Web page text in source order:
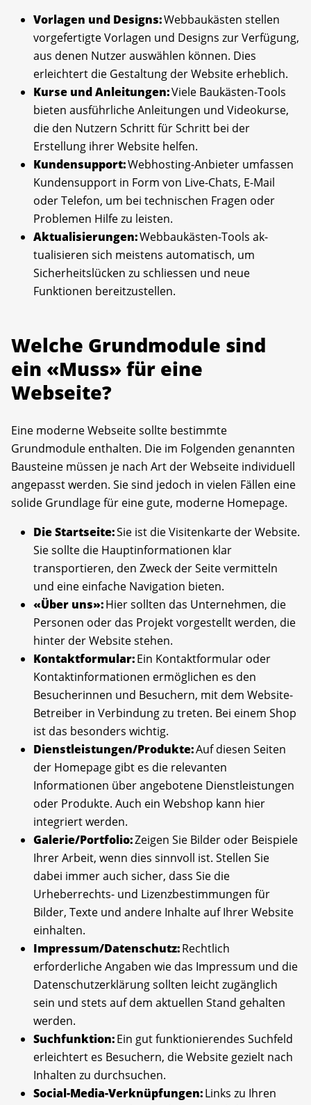
Vorlagen und Designs:Webbaukästen stellen
vorgefertigte Vorlagen und Designs zur Verfügung,
aus denen Nutzer auswählen können. Dies
erleichtert die Gestaltung der Website erheblich.
Kurse und Anleitungen:Viele Baukästen-Tools
bieten ausführliche Anleitungen und Videokurse,
die den Nutzern Schritt für Schritt bei der
Erstellung ihrer Website helfen.
Kundensupport:Webhosting-Anbieter umfassen
Kundensupport in Form von Live-Chats, E-Mail
oder Telefon, um bei technischen Fragen oder
Problemen Hilfe zu leisten.
Aktualisierungen:Webbaukästen-Tools ak­
tualisieren sich meistens automatisch, um
Sicherheitslücken zu schliessen und neue
Funktionen bereitzustellen.
Welche Grundmodule sind
ein «Muss» für eine
Webseite?
Eine moderne Webseite sollte bestimmte
Grundmodule enthalten. Die im Folgenden genannten
Bausteine müssen je nach Art der Webseite individuell
angepasst werden. Sie sind jedoch in vielen Fällen eine
solide Grundlage für eine gute, moderne Homepage.
Die Startseite:Sie ist die Visitenkarte der Website.
Sie sollte die Hauptinformationen klar
transportieren, den Zweck der Seite vermitteln
und eine einfache Navigation bieten.
«Über uns»:Hier sollten das Unternehmen, die
Personen oder das Projekt vorgestellt werden, die
hinter der Website stehen.
Kontaktformular:Ein Kontaktformular oder
Kontaktinformationen ermöglichen es den
Besucherinnen und Besuchern, mit dem Website-
Betreiber in Verbindung zu treten. Bei einem Shop
ist das besonders wichtig.
Dienstleistungen/Produkte:Auf diesen Seiten
der Homepage gibt es die relevanten
Informationen über angebotene Dienstleistungen
oder Produkte. Auch ein Webshop kann hier
integriert werden.
Galerie/Portfolio:Zeigen Sie Bilder oder Beispiele
Ihrer Arbeit, wenn dies sinnvoll ist. Stellen Sie
dabei immer auch sicher, dass Sie die
Urheberrechts- und Lizenzbestimmungen für
Bilder, Texte und andere Inhalte auf Ihrer Website
einhalten.
Impressum/Datenschutz:Rechtlich
erforderliche Angaben wie das Impressum und die
Datenschutzerklärung sollten leicht zugänglich
sein und stets auf dem aktuellen Stand gehalten
werden.
Suchfunktion:Ein gut funktionierendes Suchfeld
erleichtert es Besuchern, die Website gezielt nach
Inhalten zu durchsuchen.
Social-Media-Verknüpfungen:Links zu Ihren